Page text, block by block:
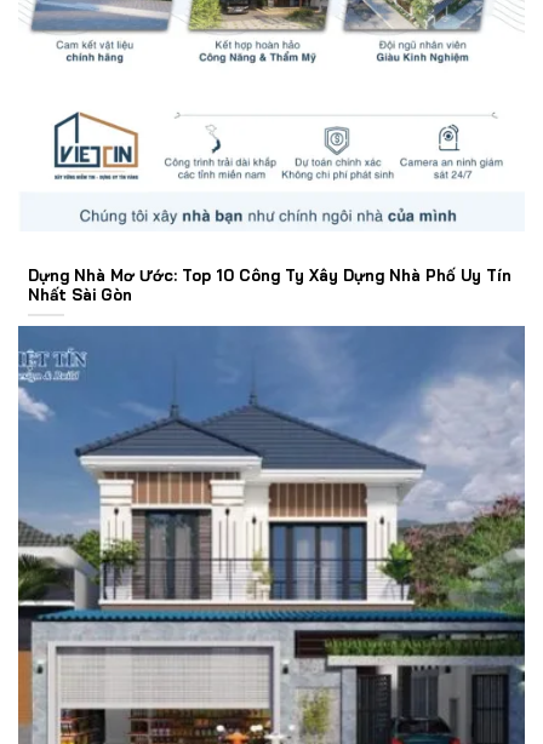
Dựng Nhà Mơ Ước: Top 10 Công Ty Xây Dựng Nhà Phố Uy Tín
Nhất Sài Gòn